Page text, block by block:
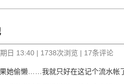
日 13:40 | 1738次浏览 | 17条评论
她偷懒……我就只好在这记个流水帐